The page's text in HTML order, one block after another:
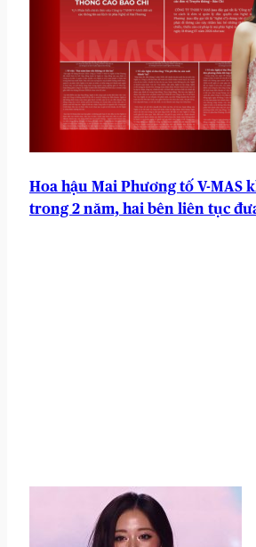
Hoa hậu Mai Phương tố V-MAS
trong 2 năm, hai bên liên tục